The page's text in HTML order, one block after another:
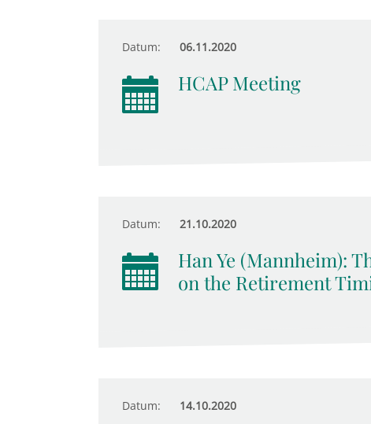
Datum: 06.11.2020
HCAP Meeting
Datum: 21.10.2020
Han Ye (Mannheim):
on the Retirement
Datum: 14.10.2020